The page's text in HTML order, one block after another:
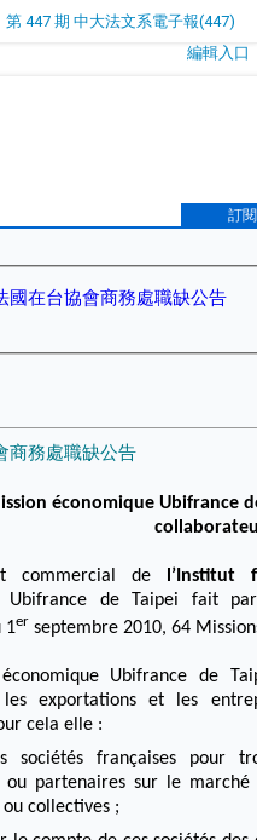
第 447 期 中大法文系電子報(447)
編輯入口